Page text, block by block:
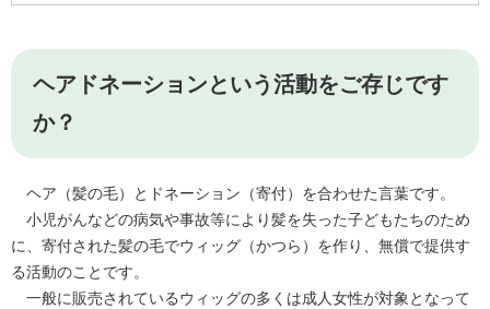
ヘアドネーションという活動をご存じです
か？
ヘア（髪の毛）とドネーション（寄付）を合わせた言葉です。
小児がんなどの病気や事故等により髪を失った子どもたちのため
に、寄付された髪の毛でウィッグ（かつら）を作り、無償で提供す
る活動のことです。
一般に販売されているウィッグの多くは成人女性が対象となって